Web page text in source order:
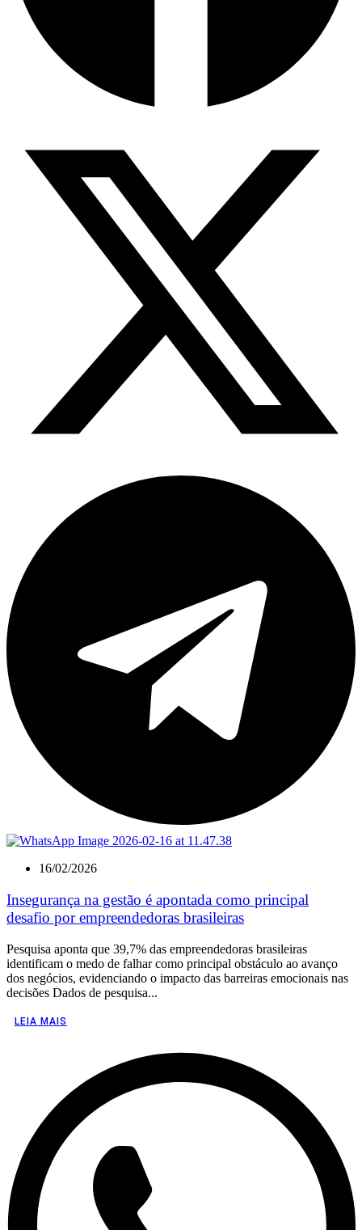
16/02/2026
Insegurança na gestão é apontada como principal
desafio por empreendedoras brasileiras
Pesquisa aponta que 39,7% das empreendedoras brasileiras
identificam o medo de falhar como principal obstáculo ao avanço
dos negócios, evidenciando o impacto das barreiras emocionais nas
decisões Dados de pesquisa...
LEIA MAIS